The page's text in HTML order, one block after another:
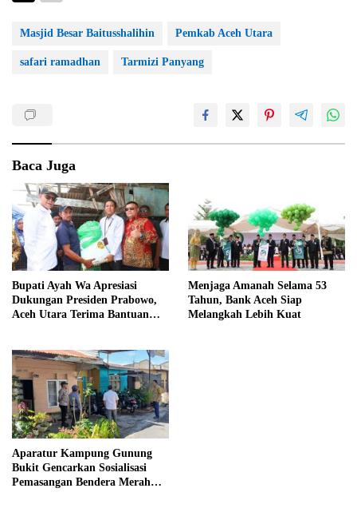
Masjid Besar Baitusshalihin Pemkab Aceh Utara
safari ramadhan Tarmizi Panyang
Baca Juga
Bupati Ayah Wa Apresiasi
Dukungan Presiden Prabowo,
Aceh Utara Terima Bantuan
Menjaga Amanah Selama 53
Tahun, Bank Aceh Siap
Melangkah Lebih Kuat
Aparatur Kampung Gunung
Bukit Gencarkan Sosialisasi
Pemasangan Bendera Merah